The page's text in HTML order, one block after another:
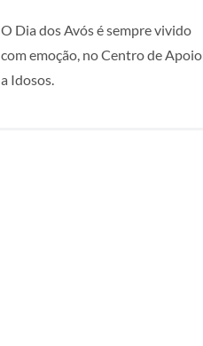
O Dia dos Avós é sempre vivido
com emoção, no Centro de Apoio
a Idosos.